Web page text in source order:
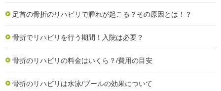
足首の骨折のリハビリで腫れが起こる？その原因とは！？
骨折でリハビリを行う期間！入院は必要？
骨折のリハビリの料金はいくら？/費用の目安
骨折のリハビリは水泳/プールの効果について